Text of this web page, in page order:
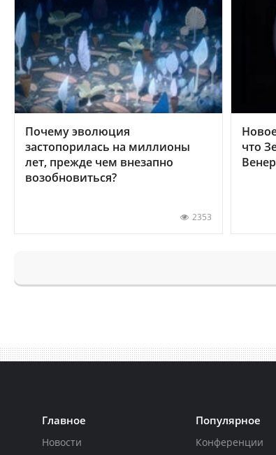
Почему эволюция
застопорилась на миллионы
лет, прежде чем внезапно
возобновиться?
2353
что
Главное
Новости
Популярное
Конференции